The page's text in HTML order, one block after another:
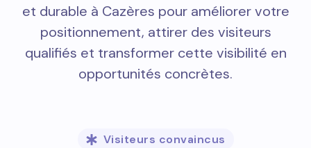
et durable à Cazères pour améliorer votre
positionnement, attirer des visiteurs
qualifiés et transformer cette visibilité en
opportunités concrètes.
Visiteurs convaincus